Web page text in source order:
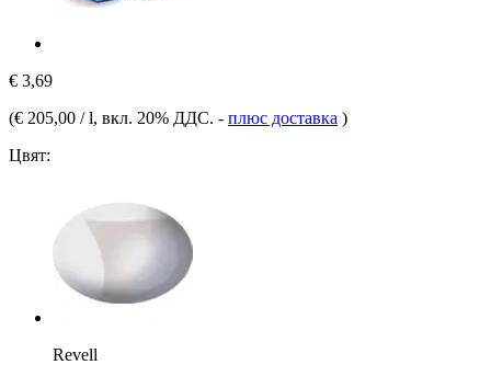
€ 3,69
(€ 205,00 / l, вкл. 20% ДДС. - плюс доставка )
Цвят:
Revell